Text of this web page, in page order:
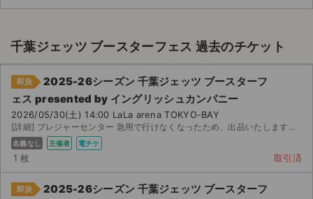
ご利用ガイド
手数料・お支払い方法
AIに質問する
千葉ジェッツ ブースターフェス 過去のチケット
即決
2025-26シーズン 千葉ジェッツ ブースターフ
ェス presented by イングリッシュカンパニー
2026/05/30(土) 14:00 LaLa arena TOKYO-BAY
[詳細] プレジャーセンター 急用で行けなくなったため、出品いたします。 よろしくお願いします。
名義なし 主催者 電チケ
1 枚 取引済
即決
2025-26シーズン 千葉ジェッツ ブースターフ